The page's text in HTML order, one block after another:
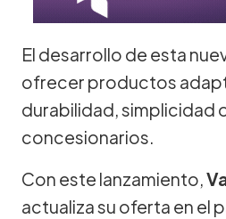
El desarrollo de esta
ofrecer productos
durabilidad, simplicidad
concesionarios.
Con este lanzamiento,
actualiza su oferta en el